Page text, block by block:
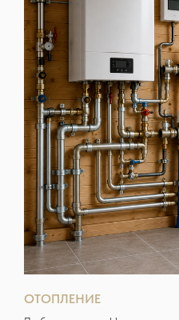
ОТОПЛЕНИЕ